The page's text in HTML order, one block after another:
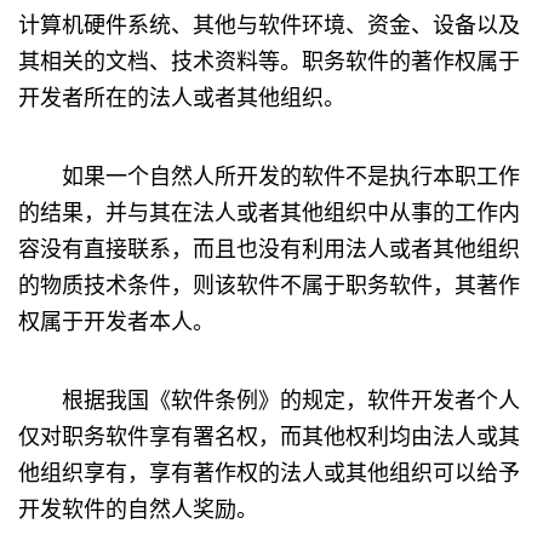
计算机硬件系统、其他与软件环境、资金、设备以及
其相关的文档、技术资料等。职务软件的著作权属于
开发者所在的法人或者其他组织。
如果一个自然人所开发的软件不是执行本职工作
的结果，并与其在法人或者其他组织中从事的工作内
容没有直接联系，而且也没有利用法人或者其他组织
的物质技术条件，则该软件不属于职务软件，其著作
权属于开发者本人。
根据我国《软件条例》的规定，软件开发者个人
仅对职务软件享有署名权，而其他权利均由法人或其
他组织享有，享有著作权的法人或其他组织可以给予
开发软件的自然人奖励。